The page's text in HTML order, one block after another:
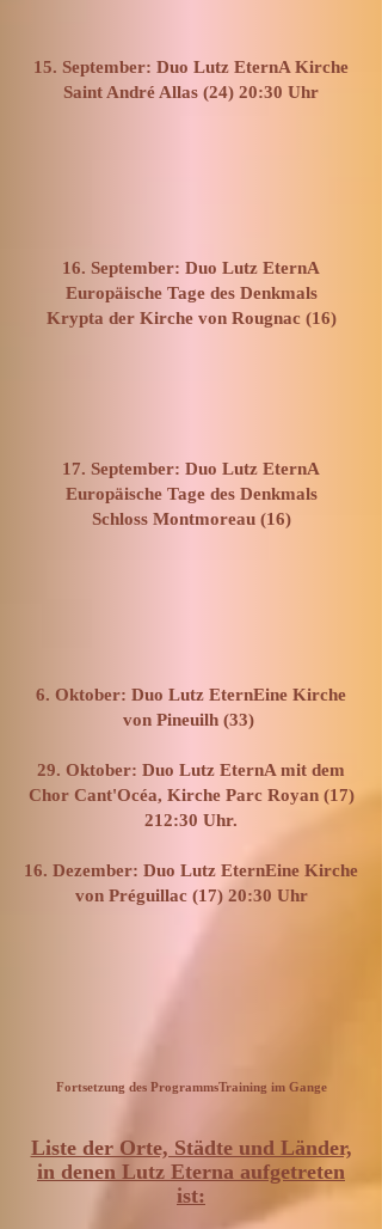
15. September: Duo Lutz EternA Kirche
Saint André Allas (24) 20:30 Uhr
16. September: Duo Lutz EternA
Europäische Tage des Denkmals
Krypta der Kirche von Rougnac (16)
17. September: Duo Lutz EternA
Europäische Tage des Denkmals
Schloss Montmoreau (16)
6. Oktober: Duo Lutz EternEine Kirche
von Pineuilh (33)
29. Oktober: Duo Lutz EternA mit dem
Chor Cant'Océa, Kirche Parc Royan (17)
212:30 Uhr.
16. Dezember: Duo Lutz EternEine Kirche
von Préguillac (17) 20:30 Uhr
Fortsetzung des ProgrammsTraining im Gange
Liste der Orte, Städte und Länder,
in denen Lutz Eterna aufgetreten
ist: